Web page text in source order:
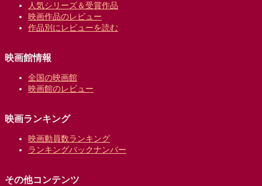
人気シリーズ＆受賞作品
映画作品のレビュー
作品別にレビューを読む
映画館情報
全国の映画館
映画館のレビュー
映画ランキング
映画動員数ランキング
ランキングバックナンバー
その他コンテンツ